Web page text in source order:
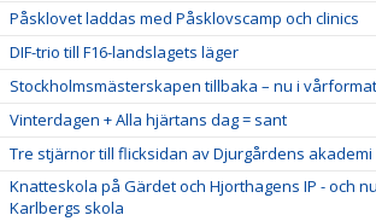
Påsklovet laddas med Påsklovscamp och clinics
DIF-trio till F16-landslagets läger
Stockholmsmästerskapen tillbaka – nu i vårformat
Vinterdagen + Alla hjärtans dag = sant
Tre stjärnor till flicksidan av Djurgårdens akademi
Knatteskola på Gärdet och Hjorthagens IP - och
Karlbergs skola